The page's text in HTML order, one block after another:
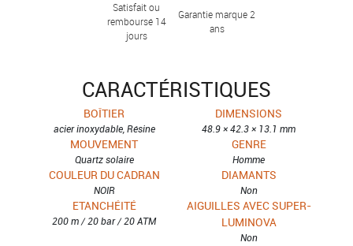
Satisfait ou
remboursé 14
jours
Garantie marque 2
ans
CARACTÉRISTIQUES
BOÎTIER
acier inoxydable, Résine
DIMENSIONS
48.9 × 42.3 × 13.1 mm
MOUVEMENT
Quartz solaire
GENRE
Homme
COULEUR DU CADRAN
NOIR
DIAMANTS
Non
ETANCHÉITÉ
200 m / 20 bar / 20 ATM
AIGUILLES AVEC SUPER-
LUMINOVA
Non